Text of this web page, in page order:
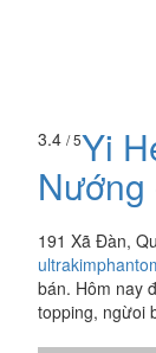
3.4 / 5Yi
191 Xã Đàn,
bán. Hôm nay
topping, ngừoi